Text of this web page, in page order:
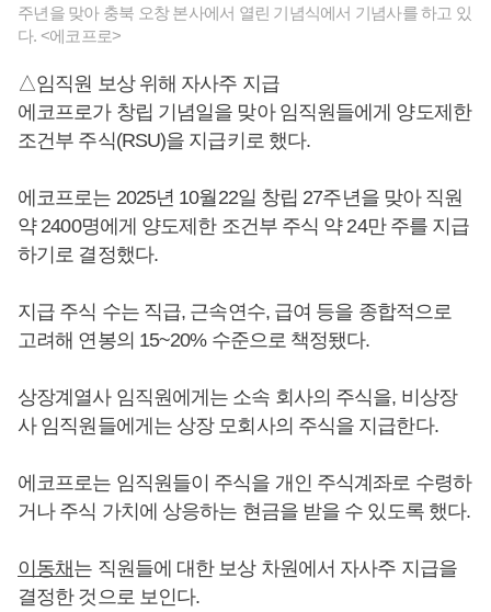
주년을 맞아 충북 오창 본사에서 열린 기념식에서 기념사를 하고 있
다. <에코프로>
△임직원 보상 위해 자사주 지급
에코프로가 창립 기념일을 맞아 임직원들에게 양도제한
조건부 주식(RSU)을 지급키로 했다.
에코프로는 2025년 10월22일 창립 27주년을 맞아 직원
약 2400명에게 양도제한 조건부 주식 약 24만 주를 지급
하기로 결정했다.
지급 주식 수는 직급, 근속연수, 급여 등을 종합적으로
고려해 연봉의 15~20% 수준으로 책정됐다.
상장계열사 임직원에게는 소속 회사의 주식을, 비상장
사 임직원들에게는 상장 모회사의 주식을 지급한다.
에코프로는 임직원들이 주식을 개인 주식계좌로 수령하
거나 주식 가치에 상응하는 현금을 받을 수 있도록 했다.
이동채 는 직원들에 대한 보상 차원에서 자사주 지급을
결정한 것으로 보인다.